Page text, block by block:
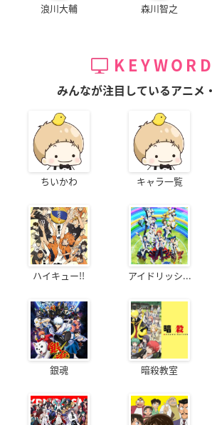
浪川大輔 森川智之
みんなが注目しているアニメ
ちいかわ キャラ一覧
ハイキュー!! アイドリッシ...
銀魂 暗殺教室